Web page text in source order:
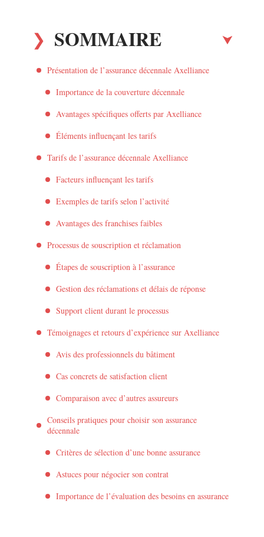
SOMMAIRE
Présentation de l’assurance décennale Axelliance
Importance de la couverture décennale
Avantages spécifiques offerts par Axelliance
Éléments influençant les tarifs
Tarifs de l’assurance décennale Axelliance
Facteurs influençant les tarifs
Exemples de tarifs selon l’activité
Avantages des franchises faibles
Processus de souscription et réclamation
Étapes de souscription à l’assurance
Gestion des réclamations et délais de réponse
Support client durant le processus
Témoignages et retours d’expérience sur Axelliance
Avis des professionnels du bâtiment
Cas concrets de satisfaction client
Comparaison avec d’autres assureurs
Conseils pratiques pour choisir son assurance
décennale
Critères de sélection d’une bonne assurance
Astuces pour négocier son contrat
Importance de l’évaluation des besoins en assurance